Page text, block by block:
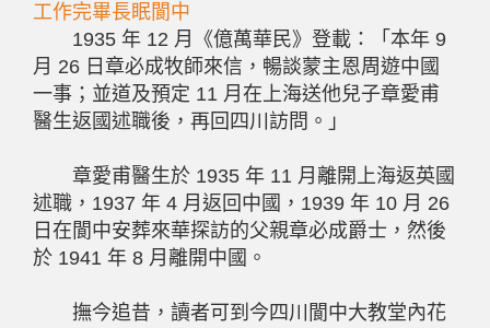
工作完畢長眠閬中
1935 年 12 月《億萬華民》登載：「本年 9
月 26 日章必成牧師來信，暢談蒙主恩周遊中國
一事；並道及預定 11 月在上海送他兒子章愛甫
醫生返國述職後，再回四川訪問。」
章愛甫醫生於 1935 年 11 月離開上海返英國
述職，1937 年 4 月返回中國，1939 年 10 月 26
日在閬中安葬來華探訪的父親章必成爵士，然後
於 1941 年 8 月離開中國。
撫今追昔，讀者可到今四川閬中大教堂內花